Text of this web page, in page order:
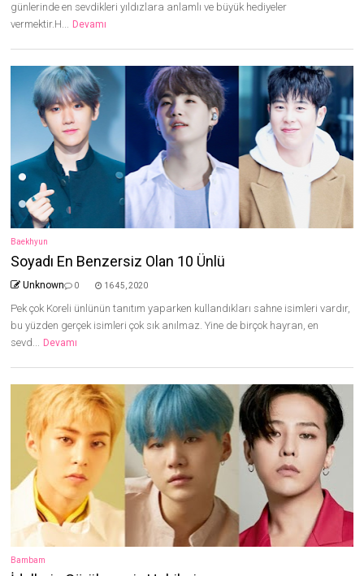
günlerinde en sevdikleri yıldızlara anlamlı ve büyük hediyeler
vermektir.H... Devamı
Baekhyun
Soyadı En Benzersiz Olan 10 Ünlü
Unknown 0 16 45, 2020
Pek çok Koreli ünlünün tanıtım yaparken kullandıkları sahne isimleri vardır,
bu yüzden gerçek isimleri çok sık anılmaz. Yine de birçok hayran, en
sevd... Devamı
Bambam